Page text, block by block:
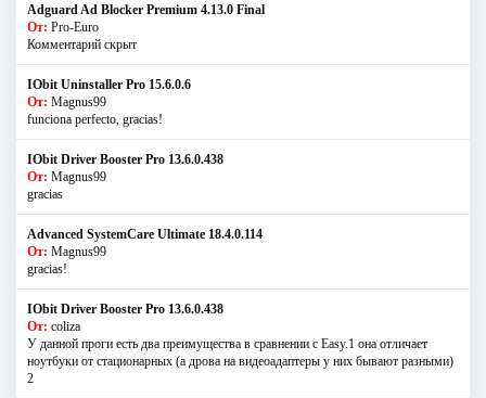
Adguard Ad Blocker Premium 4.13.0 Final
От: Pro-Euro
Комментарий скрыт
IObit Uninstaller Pro 15.6.0.6
От: Magnus99
funciona perfecto, gracias!
IObit Driver Booster Pro 13.6.0.438
От: Magnus99
gracias
Advanced SystemCare Ultimate 18.4.0.114
От: Magnus99
gracias!
IObit Driver Booster Pro 13.6.0.438
От: coliza
У данной проги есть два преимущества в сравнении с Easy.1 она отличает
ноутбуки от стационарных (а дрова на видеоадаптеры у них бывают разными)
2